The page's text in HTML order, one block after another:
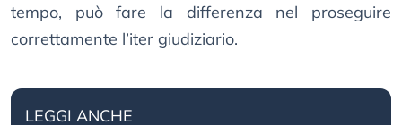
tempo, può fare la differenza nel proseguire
correttamente l’iter giudiziario.
LEGGI ANCHE